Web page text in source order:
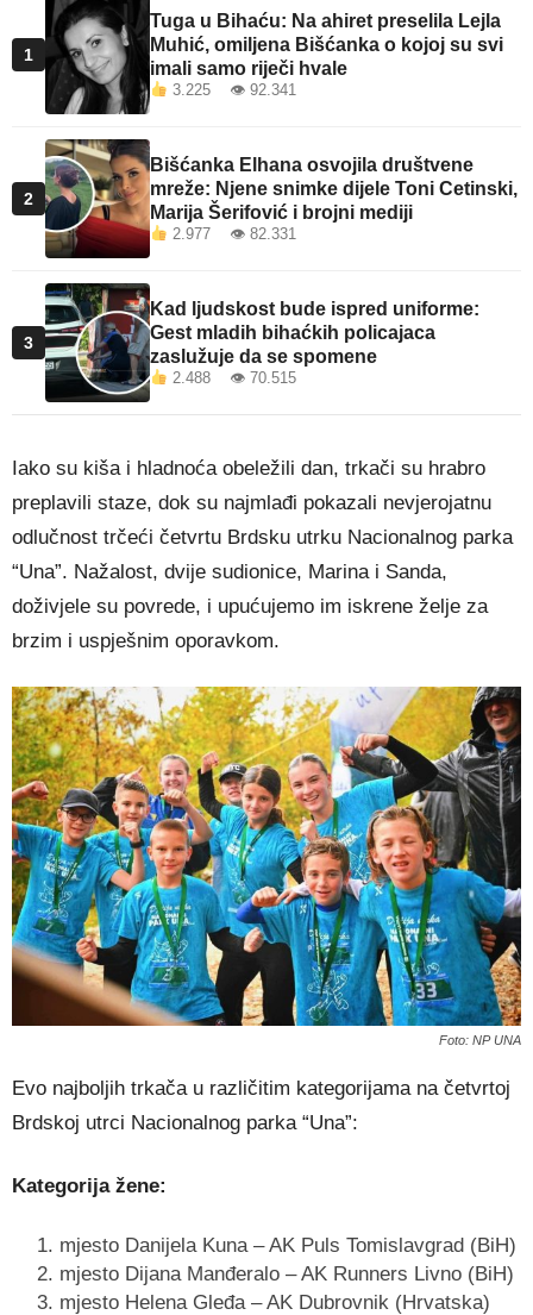
1
Tuga u Bihaću: Na ahiret preselila Lejla
Muhić, omiljena Bišćanka o kojoj su svi
imali samo riječi hvale
3.225 👁 92.341
2
Bišćanka Elhana osvojila društvene
mreže: Njene snimke dijele Toni Cetinski,
Marija Šerifović i brojni mediji
2.977 👁 82.331
3
Kad ljudskost bude ispred uniforme:
Gest mladih bihaćkih policajaca
zaslužuje da se spomene
2.488 👁 70.515
Iako su kiša i hladnoća obeležili dan, trkači su hrabro
preplavili staze, dok su najmlađi pokazali nevjerojatnu
odlučnost trčeći četvrtu Brdsku utrku Nacionalnog parka
“Una”. Nažalost, dvije sudionice, Marina i Sanda,
doživjele su povrede, i upućujemo im iskrene želje za
brzim i uspješnim oporavkom.
Foto: NP UNA
Evo najboljih trkača u različitim kategorijama na četvrtoj
Brdskoj utrci Nacionalnog parka “Una”:
Kategorija žene:
mjesto Danijela Kuna – AK Puls Tomislavgrad (BiH)
mjesto Dijana Manđeralo – AK Runners Livno (BiH)
mjesto Helena Gleđa – AK Dubrovnik (Hrvatska)